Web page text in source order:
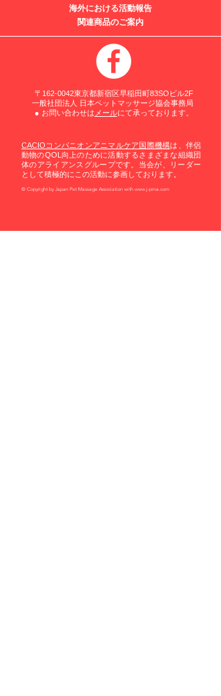
海外における活動報告
関連商品のご案内
〒162-0042東京都新宿区早稲田町83SOビル2F
一般社団法人 日本ペットマッサージ協会事務局
​● お問い合わせは メールにて承っております。
CACIOコンパニオンアニマルケア国際機構は、伴侶
動物のQOL向上のために活動するさまざまな組織団
体のアライアンスグループです。当会が、リーダー
として積極的にこの活動に参画しております。
© Copyright by Japan Pet Massage Association with www.j-pma.com